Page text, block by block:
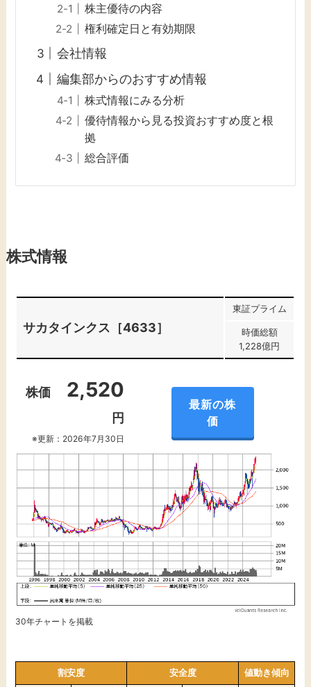
株主優待の内容
権利確定日と有効期限
会社情報
編集部からのおすすめ情報
株式情報にみる分析
優待情報から見る投資おすすめ度と根
拠
総合評価
株式情報
サカタインクス［4633］
東証プライム
時価総額
1,228億円
株価 2,520
円
※更新：2026年7月30日
最新の株
価
30年チャートを掲載
割安度 安全度 値動き傾向